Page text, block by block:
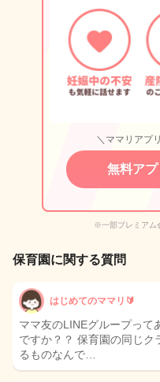
＼ママリアプ
無料ア
※一部プレミアム
保育園に関する質問
はじめてのママリ🔰
ママ友のLINEグループって
ですか？？ 保育園の同じク
るものなんで…